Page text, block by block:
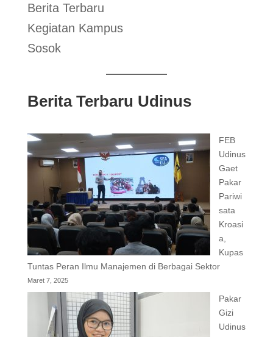
Berita Terbaru
Kegiatan Kampus
Sosok
Berita Terbaru Udinus
FEB
Udinus
Gaet
Pakar
Pariwi
sata
Kroasi
a,
Kupas
Tuntas Peran Ilmu Manajemen di Berbagai Sektor
Maret 7, 2025
Pakar
Gizi
Udinus